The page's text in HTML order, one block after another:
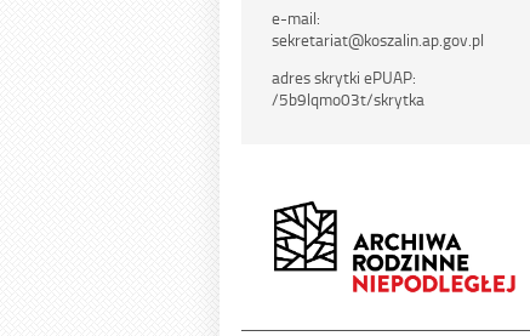
e-mail:
sekretariat@koszalin.ap.gov.pl
adres skrytki ePUAP:
/5b9lqmo03t/skrytka